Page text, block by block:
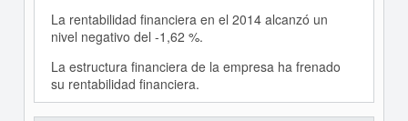
La rentabilidad financiera en el 2014 alcanzó un
nivel negativo del -1,62 %.
La estructura financiera de la empresa ha frenado
su rentabilidad financiera.